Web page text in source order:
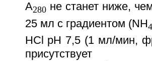
А280не станет ниже,
25 мл с градиентом (NH
HCl pH 7,5 (1 мл/мин,
присутствует